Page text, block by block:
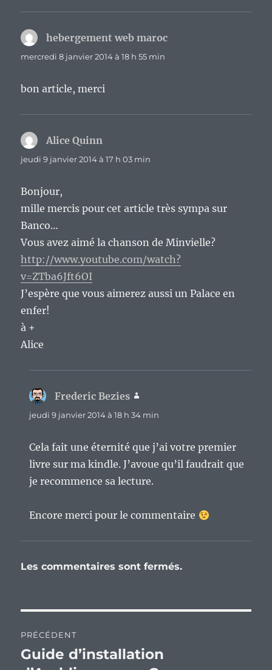
hebergement web maroc
mercredi 8 janvier 2014 à 18 h 55 min
bon article, merci
Alice Quinn
jeudi 9 janvier 2014 à 17 h 03 min
Bonjour,
mille mercis pour cet article très sympa sur
Banco…
Vous avez aimé la chanson de Minvielle?
http://www.youtube.com/watch?
v=ZTba6Jft6OI
J’espère que vous aimerez aussi un Palace en
enfer!
à +
Alice
Frederic Bezies
jeudi 9 janvier 2014 à 18 h 34 min
Cela fait une éternité que j’ai votre premier
livre sur ma kindle. J’avoue qu’il faudrait que
je recommence sa lecture.
Encore merci pour le commentaire
Les commentaires sont fermés.
de
PRÉCÉDENT
Publication
Guide d’installation